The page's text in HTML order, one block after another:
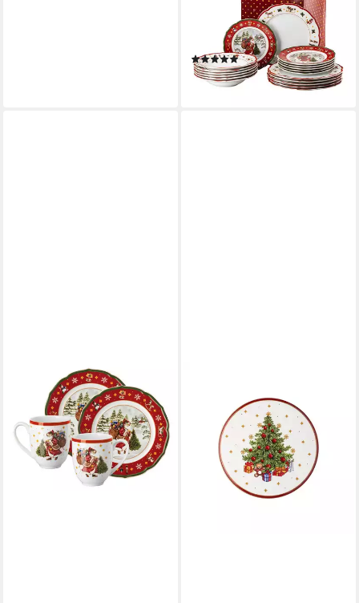
Hutschenreuther Happy
Wintertime Set, Porzellan,
Porzellan
(9)
ab 152,90 €
lieferbar - in 2-3 Werktagen bei dir